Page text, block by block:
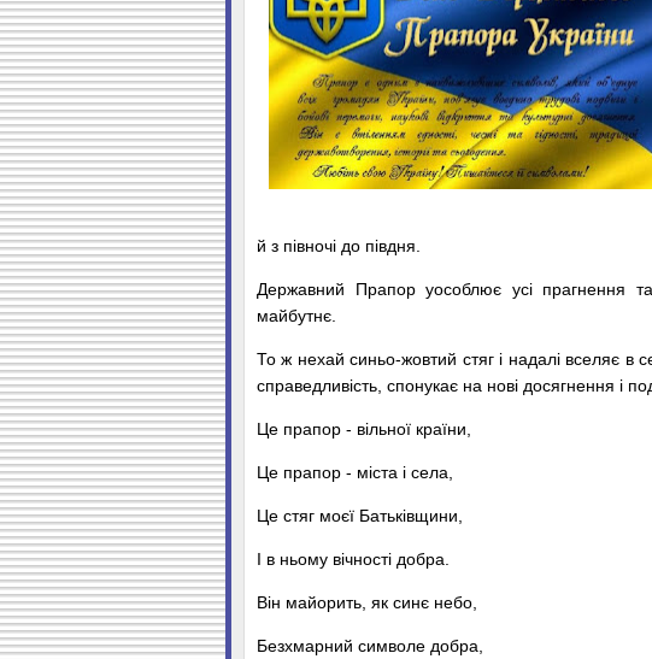
й з півночі до півдня.
Державний Прапор уособлює усі прагнення
майбутнє.
То ж нехай синьо-жовтий стяг і надалі вселяє в
справедливість, спонукає на нові досягнення і
Це прапор - вільної країни,
Це прапор - міста і села,
Це стяг моєї Батьківщини,
І в ньому вічності добра.
Він майорить, як синє небо,
Безхмарний символе добра,